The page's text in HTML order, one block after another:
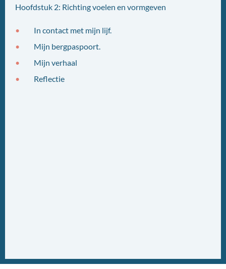
Hoofdstuk 2: Richting voelen en vormgeven
In contact met mijn lijf.
Mijn bergpaspoort.
Mijn verhaal
Reflectie